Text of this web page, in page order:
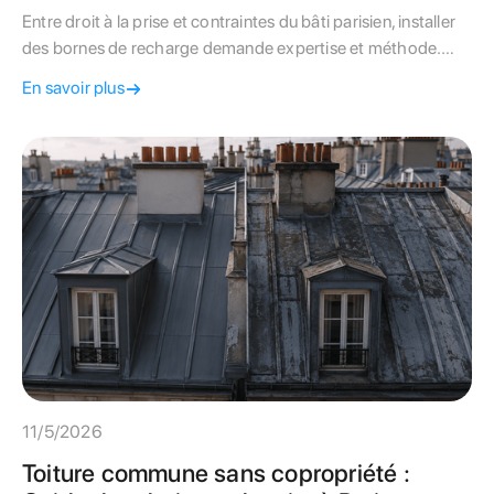
Entre droit à la prise et contraintes du bâti parisien, installer
des bornes de recharge demande expertise et méthode.
En savoir plus
11/5/2026
Toiture commune sans copropriété :